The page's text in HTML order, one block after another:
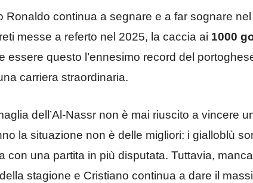
Ronaldo continua a segnare e a far sognare
messe a referto nel 2025, la caccia ai 1000
essere questo l’ennesimo record del
carriera straordinaria.
dell’Al-Nassr non è mai riuscito a vincere
la situazione non è delle migliori: i gialloblù
con una partita in più disputata. Tuttavia,
stagione e Cristiano continua a dare il